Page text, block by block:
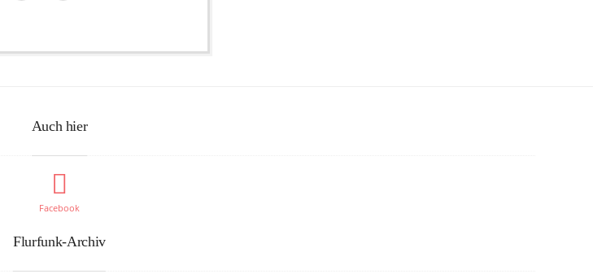
Auch hier
Facebook
Flurfunk-Archiv